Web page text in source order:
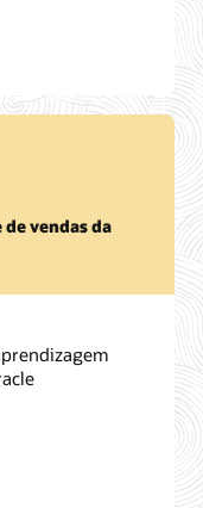
vendas da